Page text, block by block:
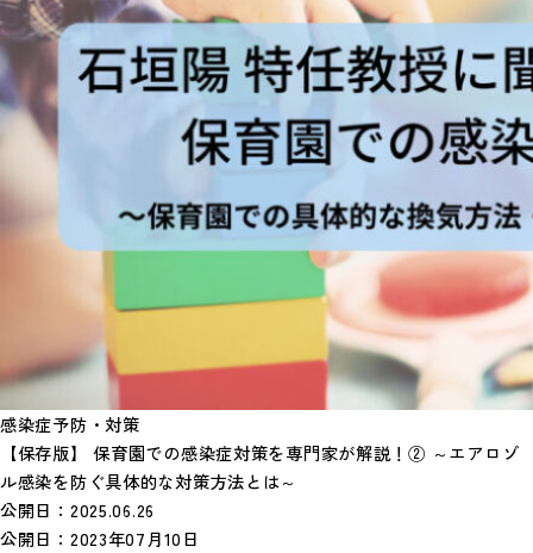
感染症予防・対策
【保存版】 保育園での感染症対策を専門家が解説！② ～エアロゾ
ル感染を防ぐ具体的な対策方法とは～
公開日： 2025.06.26
公開日： 2023年07月10日